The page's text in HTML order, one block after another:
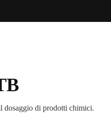
dosaggio di prodotti chimici.